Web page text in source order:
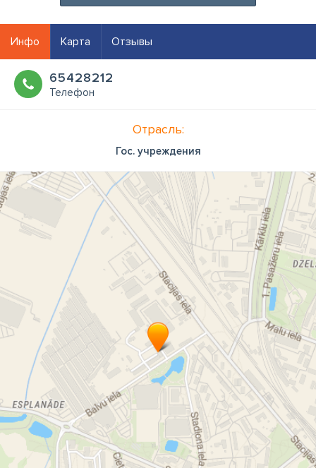
Инфо Карта Отзывы
65428212
Телефон
Отрасль:
Гос. учреждения